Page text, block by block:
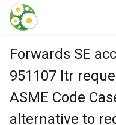
本文に飛ぶ
Forwards SE
951107 ltr
ASME Code
alternative to